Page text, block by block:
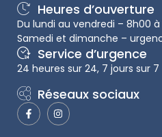
Heures d’ouverture
Du lundi au vendredi – 8h00 à
Samedi et dimanche –
Service d’urgence
24 heures sur 24, 7 jours sur 7
Réseaux sociaux